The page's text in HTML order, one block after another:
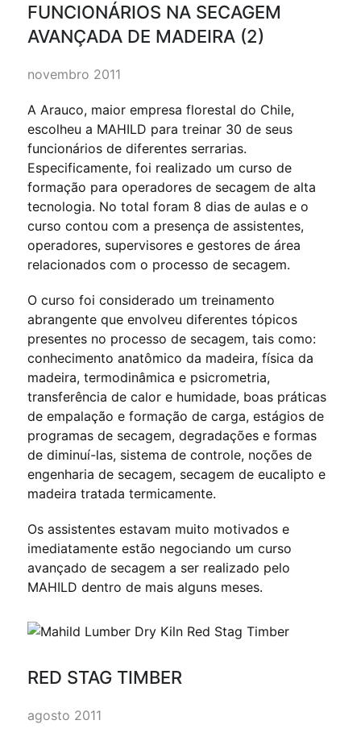
FUNCIONÁRIOS NA SECAGEM
AVANÇADA DE MADEIRA (2)
novembro 2011
A Arauco, maior empresa florestal do Chile,
escolheu a MAHILD para treinar 30 de seus
funcionários de diferentes serrarias.
Especificamente, foi realizado um curso de
formação para operadores de secagem de alta
tecnologia. No total foram 8 dias de aulas e o
curso contou com a presença de assistentes,
operadores, supervisores e gestores de área
relacionados com o processo de secagem.
O curso foi considerado um treinamento
abrangente que envolveu diferentes tópicos
presentes no processo de secagem, tais como:
conhecimento anatômico da madeira, física da
madeira, termodinâmica e psicrometria,
transferência de calor e humidade, boas práticas
de empalação e formação de carga, estágios de
programas de secagem, degradações e formas
de diminuí-las, sistema de controle, noções de
engenharia de secagem, secagem de eucalipto e
madeira tratada termicamente.
Os assistentes estavam muito motivados e
imediatamente estão negociando um curso
avançado de secagem a ser realizado pelo
MAHILD dentro de mais alguns meses.
RED STAG TIMBER
agosto 2011